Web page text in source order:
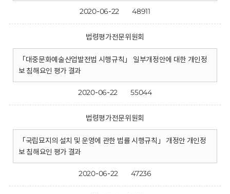
2020-06-22 48911
법령평가전문위원회
「대중문화예술산업발전법 시행규칙」 일부개정안에 대한 개인정
보 침해요인 평가 결과
2020-06-22 55044
법령평가전문위원회
「국립묘지의 설치 및 운영에 관한 법률 시행규칙」 개정안 개인정
보 침해요인 평가 결과
2020-06-22 47236